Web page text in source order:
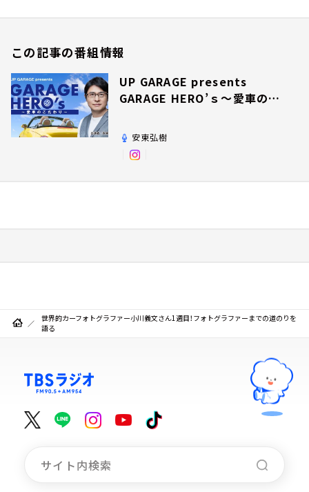
この記事の番組情報
UP GARAGE presents
GARAGE HERO’ｓ～愛車のこ
安東弘樹
世界的カーフォトグラファー小川義文さん1週目！フォトグラファーまでの道のりを
語る